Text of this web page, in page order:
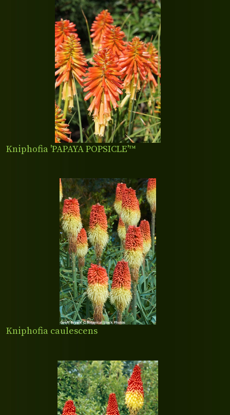
Kniphofia 'PAPAYA POPSICLE'™
Kniphofia caulescens